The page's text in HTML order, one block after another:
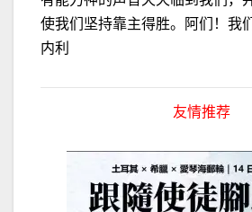
使我们坚持靠主得胜。阿们！我
内利
友情推荐